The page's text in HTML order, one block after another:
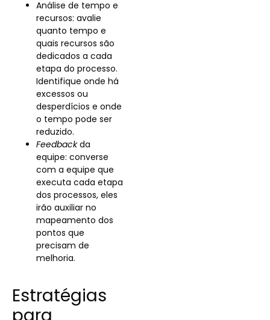
Análise de tempo e
recursos: avalie
quanto tempo e
quais recursos são
dedicados a cada
etapa do processo.
Identifique onde há
excessos ou
desperdícios e onde
o tempo pode ser
reduzido.
Feedbackda
equipe: converse
com a equipe que
executa cada etapa
dos processos, eles
irão auxiliar no
mapeamento dos
pontos que
precisam de
melhoria.
Estratégias